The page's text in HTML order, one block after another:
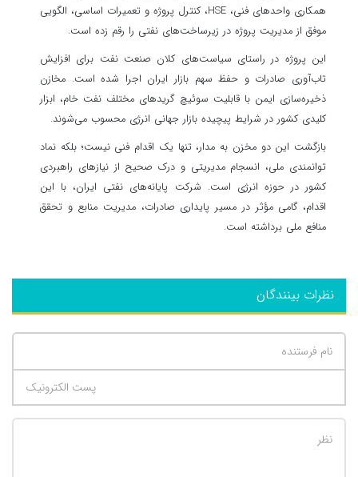
همکاری واحدهای فنی، HSE، کنترل پروژه و تعمیرات اساسی، الگویی
موفق از مدیریت پروژه در زیرساخت‌های نفتی را رقم زده است.
این پروژه در راستای سیاست‌های کلان صنعت نفت برای افزایش
تاب‌آوری صادرات و حفظ سهم بازار ایران اجرا شده است. مخازن
ذخیره‌سازی ایمن با قابلیت سوئیچ گریدهای مختلف نفت خام، ابزار
کلیدی کشور در شرایط پیچیده بازار جهانی انرژی محسوب می‌شوند.
بازگشت این دو مخزن به مدار، تنها یک اقدام فنی نیست؛ بلکه نماد
توانمندی ملی، انسجام مدیریتی و درک صحیح از نیازهای راهبردی
کشور در حوزه انرژی است. شرکت پایانه‌های نفتی ایران، با این
اقدام، گامی مؤثر در مسیر پایداری صادرات، مدیریت منابع و تحقق
منافع ملی برداشته است.
نظرات بینندگان